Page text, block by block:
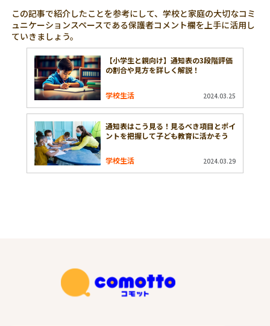
この記事で紹介したことを参考にして、学校と家庭の大切なコミ
ュニケーションスペースである保護者コメント欄を上手に活用し
ていきましょう。
【小学生と親向け】通知表の3段階評価
の割合や見方を詳しく解説！
学校生活 2024.03.25
通知表はこう見る！見るべき項目とポイ
ントを把握して子ども教育に活かそう
学校生活 2024.03.29